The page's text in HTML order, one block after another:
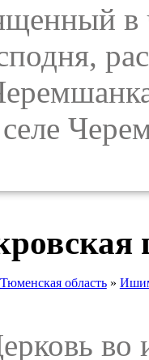
в
селе
Тюменская область»
во